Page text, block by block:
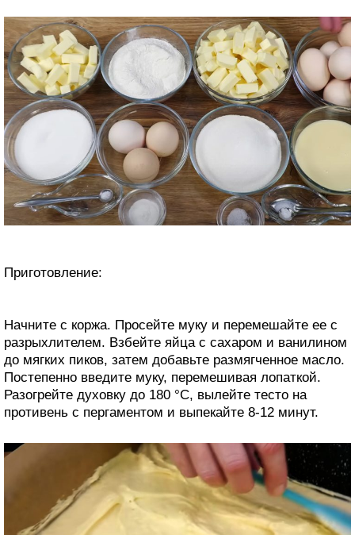
Приготовление:
Начните с коржа. Просейте муку и перемешайте ее с
разрыхлителем. Взбейте яйца с сахаром и ванилином
до мягких пиков, затем добавьте размягченное масло.
Постепенно введите муку, перемешивая лопаткой.
Разогрейте духовку до 180 °C, вылейте тесто на
противень с пергаментом и выпекайте 8-12 минут.